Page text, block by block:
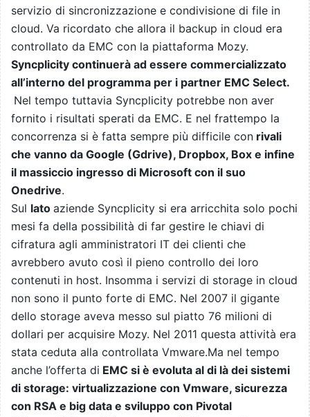
servizio di sincronizzazione e condivisione di file in
cloud. Va ricordato che allora il backup in cloud era
controllato da EMC con la piattaforma Mozy.
Syncplicity continuerà ad essere commercializzato
all’interno del programma per i partner EMC Select.
Nel tempo tuttavia Syncplicity potrebbe non aver
fornito i risultati sperati da EMC. E nel frattempo la
concorrenza si è fatta sempre più difficile con rivali
che vanno da Google (Gdrive), Dropbox, Box e infine
il massiccio ingresso di Microsoft con il suo
Onedrive.
Sul lato aziende Syncplicity si era arricchita solo pochi
mesi fa della possibilità di far gestire le chiavi di
cifratura agli amministratori IT dei clienti che
avrebbero avuto così il pieno controllo dei loro
contenuti in host. Insomma i servizi di storage in cloud
non sono il punto forte di EMC. Nel 2007 il gigante
dello storage aveva messo sul piatto 76 milioni di
dollari per acquisire Mozy. Nel 2011 questa attività era
stata ceduta alla controllata Vmware.Ma nel tempo
anche l’offerta di EMC si è evoluta al di là dei sistemi
di storage: virtualizzazione con Vmware, sicurezza
con RSA e big data e sviluppo con Pivotal